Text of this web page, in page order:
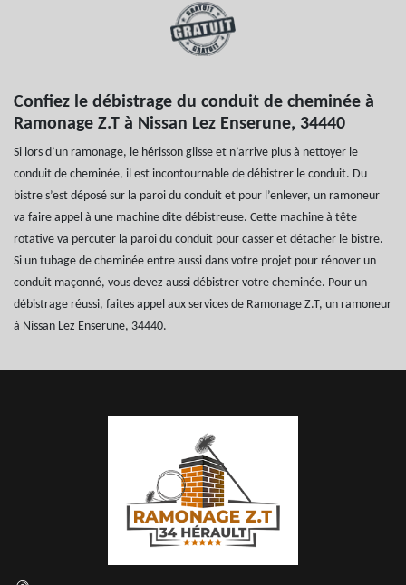
Confiez le débistrage du conduit de cheminée à
Ramonage Z.T à Nissan Lez Enserune, 34440
Si lors d’un ramonage, le hérisson glisse et n’arrive plus à nettoyer le
conduit de cheminée, il est incontournable de débistrer le conduit. Du
bistre s’est déposé sur la paroi du conduit et pour l’enlever, un ramoneur
va faire appel à une machine dite débistreuse. Cette machine à tête
rotative va percuter la paroi du conduit pour casser et détacher le bistre.
Si un tubage de cheminée entre aussi dans votre projet pour rénover un
conduit maçonné, vous devez aussi débistrer votre cheminée. Pour un
débistrage réussi, faites appel aux services de Ramonage Z.T, un ramoneur
à Nissan Lez Enserune, 34440.